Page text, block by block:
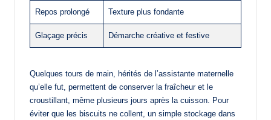
Repos prolongé Texture plus fondante
Glaçage précis Démarche créative et festive
Quelques tours de main, hérités de l’assistante maternelle
qu’elle fut, permettent de conserver la fraîcheur et le
croustillant, même plusieurs jours après la cuisson. Pour
éviter que les biscuits ne collent, un simple stockage dans